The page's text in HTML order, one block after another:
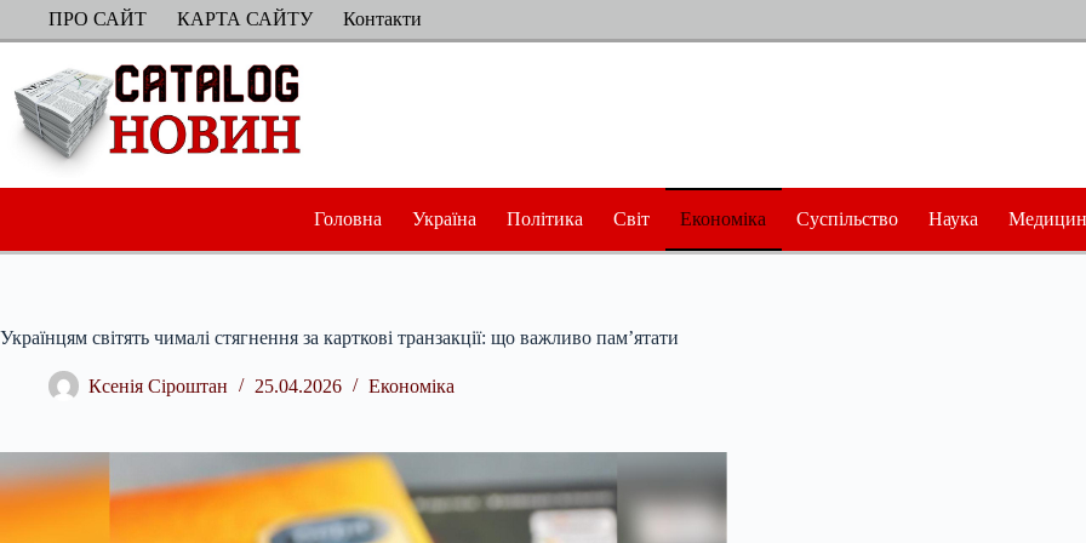
ПерейтиПРО САЙТ КАРТА САЙТУ Контакти
Головна Україна Політика Світ Економіка Суспільство Наука
Українцям світять чималі стягнення за карткові транзакції: що важливо пам’ятати
Ксенія Сіроштан 25.04.2026 Економіка